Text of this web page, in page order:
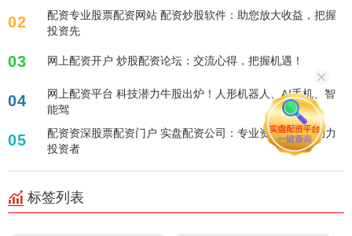
02
配资专业股票配资网站 配资炒股软件：助您放大收益，把握
投资先
03 网上配资开户 炒股配资论坛：交流心得，把握机遇！
04
网上配资平台 科技潜力牛股出炉！人形机器人、AI手机、智
能驾
05
配资资深股票配资门户 实盘配资公司：专业资金配比，助力
投资者
标签列表